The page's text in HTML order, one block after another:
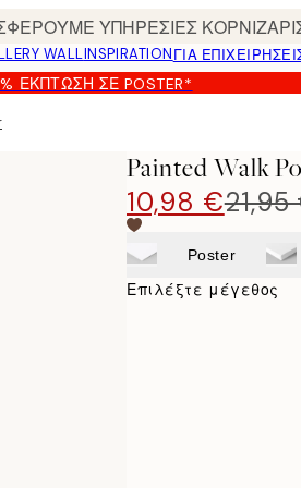
ΥΠΗΡΕΣΙΕΣ
WALLINSPIRATIONΓΙΑ
ΈΚΠΤΩΣΗ ΣΕ POSTER*
Painted Walk
10,98 €
Poster
Επιλέξτε μέγεθος